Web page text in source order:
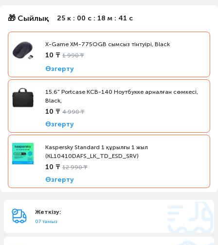
🎁 Сыйлық 25 к : 00 с : 18 м : 41 с
X-Game XM-775OGB сымсыз тінтуірі, Black
10 ₸ 1 990 ₸
Өзгерту
15.6" Portcase KCB-140 Ноутбукке арналған сөмкесі,
Black,
10 ₸ 4 990 ₸
Өзгерту
Kaspersky Standard 1 құрылғы 1 жыл
(KL10410DAFS_LK_TD_ESD_SRV)
10 ₸ 12 990 ₸
Өзгерту
Жеткізу:
07 тамыз